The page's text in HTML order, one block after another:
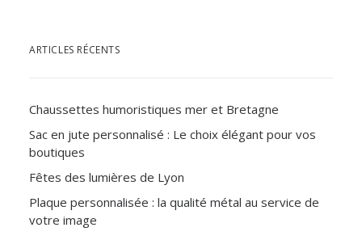
ARTICLES RÉCENTS
Chaussettes humoristiques mer et Bretagne
Sac en jute personnalisé : Le choix élégant pour vos
boutiques
Fêtes des lumières de Lyon
Plaque personnalisée : la qualité métal au service de
votre image